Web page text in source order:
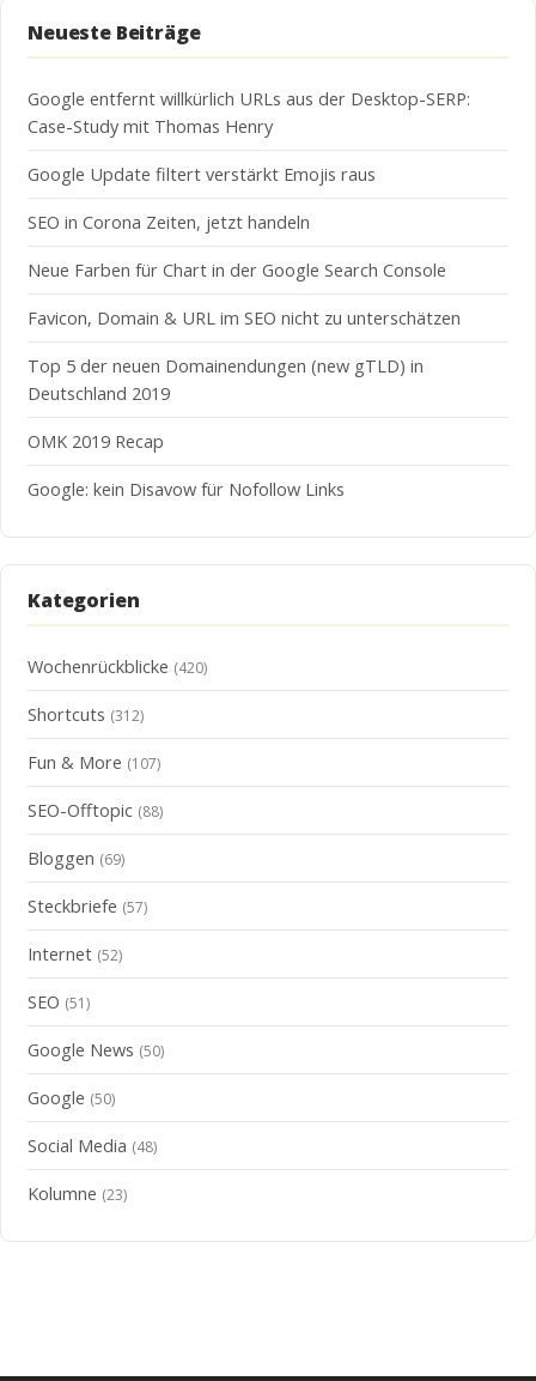
Neueste Beiträge
Google entfernt willkürlich URLs aus der Desktop-SERP:
Case-Study mit Thomas Henry
Google Update filtert verstärkt Emojis raus
SEO in Corona Zeiten, jetzt handeln
Neue Farben für Chart in der Google Search Console
Favicon, Domain & URL im SEO nicht zu unterschätzen
Top 5 der neuen Domainendungen (new gTLD) in
Deutschland 2019
OMK 2019 Recap
Google: kein Disavow für Nofollow Links
Kategorien
Wochenrückblicke (420)
Shortcuts (312)
Fun & More (107)
SEO-Offtopic (88)
Bloggen (69)
Steckbriefe (57)
Internet (52)
SEO (51)
Google News (50)
Google (50)
Social Media (48)
Kolumne (23)